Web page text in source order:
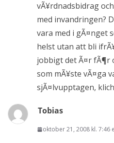
vÃ¥rdnadsbidrag
med invandringen?
vara med i gÃ¤nget
helst utan att bli
jobbigt det Ã¤r fÃ¶r
som mÃ¥ste vÃ¤ga
sjÃ¤lvupptagen,
Tobias
oktober 21, 2008 kl. 7:46